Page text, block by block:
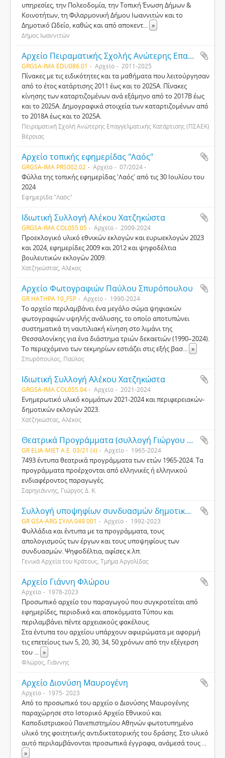
υπηρεσίες, την Πολεοδομία, την Τοπική Ένωση Δήμων &
Κοινοτήτων, τη Φιλαρμονική Δήμου Ιωαννιτών και το
Δημοτικό Ωδείο, καθώς και από αποκεντ... »
Δήμος Ιωαννιτών
Αρχείο Πειραματικής Σχολής Ανώτερης Επαγγελματικής Κατάρτισης (ΠΣΑΕΚ) Βέροιας
GRGSA-IMA EDU086.01 Αρχείο 2011-2025
Πίνακες με τις ειδικότητες και τα μαθήματα που λειτούργησαν
από το έτος κατάρτισης 2011 έως και το 2025Α. Πίνακες
κίνησης των καταρτιζομένων ανά εξάμηνο από το 2017Β έως
και το 2025Α. Δημογραφικά στοιχεία των καταρτιζομένων από
το 2018Α έως και το 2025Α.
Πειραματική Σχολή Ανώτερης Επαγγελματικής Κατάρτισης (ΠΣΑΕΚ)
Βέροιας
Αρχείο τοπικής εφημερίδας "Λαός"
GRGSA-IMA PRS002.02 Αρχείο 07/2024 -
Φύλλα της τοπικής εφημερίδας 'Λαός' από τις 30 Ιουλίου του
2024
Εφημερίδα "Λαός"
Ιδιωτική Συλλογή Αλέκου Χατζηκώστα
GRGSA-IMA COL055.05 Αρχείο 2009-2024
Προεκλογικό υλικό εθνικών εκλογών και ευρωεκλογών 2023
και 2024, εφημερίδες 2009 και 2012 και ψηφοδέλτια
βουλευτικών εκλογών 2009.
Χατζηκώστας, Αλέκος
Αρχείο Φωτογραφιών Παύλου Σπυρόπουλου
GR HATHPA 10_FSP Αρχείο 1990-2024
Το αρχείο περιλαμβάνει ένα μεγάλο σώμα ψηφιακών
φωτογραφιών υψηλής ανάλυσης, το οποίο αποτυπώνει
συστηματικά τη ναυτιλιακή κίνηση στο λιμάνι της
Θεσσαλονίκης για ένα διάστημα τριών δεκαετιών (1990–2024).
Το περιεχόμενο των τεκμηρίων εστιάζει στις εξής βασ... »
Σπυρόπουλος, Παύλος
Ιδιωτική Συλλογή Αλέκου Χατζηκώστα
GRGSA-IMA COL055.04 Αρχείο 2021-2024
Ενημερωτικό υλικό κομμάτων 2021-2024 και περιφερειακών-
δημοτικών εκλογών 2023.
Χατζηκώστας, Αλέκος
Θεατρικά Προγράμματα (συλλογή Γιώργου Δ. Κ. Σαρηγιάννη)
GR ELIA-MIET Α.Ε. 03/21 (ii) Αρχείο 1965-2024
7493 έντυπα θεατρικά προγράμματα των ετών 1965‒2024. Τα
προγράμματα προέρχονται από ελληνικές ή ελληνικού
ενδιαφέροντος παραγωγές.
Σαρηγιάννης, Γιώργος Δ. Κ.
Συλλογή υποψηφίων συνδυασμών δημοτικών και περιφερειακών εκλογών 2023
GR GSA-ARG ΣΥΛΛ.049.001 Αρχείο 1992-2023
Φυλλάδια και έντυπα με τα προγράμματα, τους
απολογισμούς των έργων και τους υποψηφίους των
συνδυασμών. Ψηφοδέλτια, αφίσες κ.λπ.
Γενικά Αρχεία του Κράτους, Τμήμα Αργολίδας
Αρχείο Γιάννη Φλώρου
Αρχείο 1978-2023
Προσωπικό αρχείο του παραγωγού που συγκροτείται από
εφημερίδες, περιοδικά και αποκόμματα Τύπου και
περιλαμβάνει πέντε αρχειακούς φακέλους.
Στα έντυπα του αρχείου υπάρχουν αφιερώματα με αφορμή
τις επετείους των 5, 20, 30, 34, 50 χρόνων από την εξέγερση
του ... »
Φλώρος, Γιάννης
Αρχείο Διονύση Μαυρογένη
Αρχείο 1975- 2023
Από το προσωπικό του αρχείο ο Διονύσης Μαυρογένης
παραχώρησε στο Ιστορικό Αρχείο Εθνικού και
Καποδιστριακού Πανεπιστημίου Αθηνών φωτοτυπημένο
υλικό της φοιτητικής αντιδικτατορικής του δράσης. Στο υλικό
αυτό περιλαμβάνονται προσωπικά έγγραφα, ανάμεσά τους ...
»